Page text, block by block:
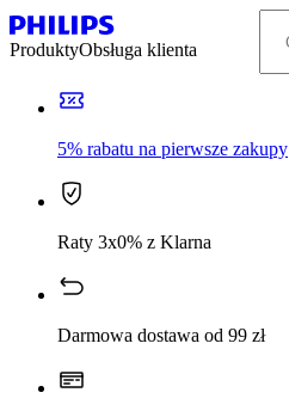
ProduktyObsługa klienta
5% rabatu na pierwsze zakupy
Raty 3x0% z Klarna
Darmowa dostawa od 99 zł